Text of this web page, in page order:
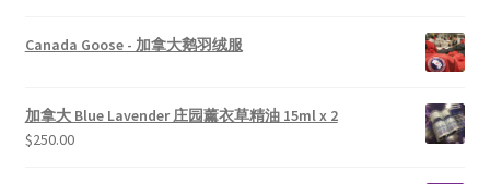
Canada Goose - 加拿大鹅羽绒服
加拿大 Blue Lavender 庄园薰衣草精油 15ml x 2
$250.00